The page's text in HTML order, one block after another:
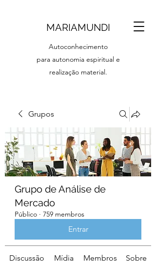
MARIAMUNDI
Autoconhecimento
para autonomia espiritual e
realização material.
Grupos
Grupo de Análise de
Mercado
Público · 759 membros
Entrar
Discussão Mídia Membros Sobre